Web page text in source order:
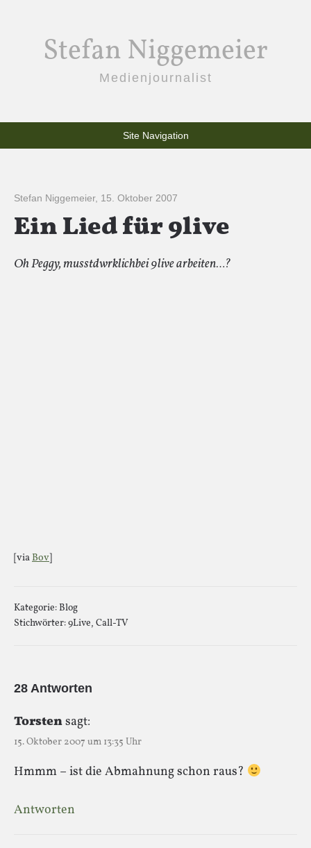
Stefan Niggemeier
Medienjournalist
Site Navigation
Stefan Niggemeier, 15. Oktober 2007
Ein Lied für 9live
Oh Peggy, musstdwrklichbei 9live arbeiten…?
[viaBov]
Kategorie:Blog
Stichwörter:9Live, Call-TV
28 Antworten
Torstensagt:
15. Oktober 2007 um 13:35 Uhr
Hmmm – ist die Abmahnung schon raus?
Antworten